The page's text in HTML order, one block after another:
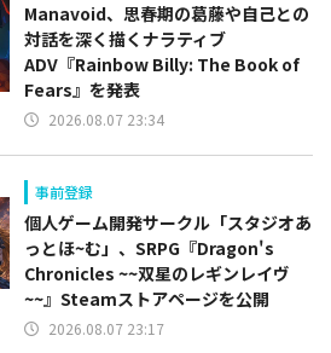
Manavoid、思春期の葛藤や自己との
対話を深く描くナラティブ
ADV『Rainbow Billy: The Book of
Fears』を発表
2026.08.07 23:34
事前登録
個人ゲーム開発サークル「スタジオあ
っとほ~む」、SRPG『Dragon's
Chronicles ~~双星のレギンレイヴ
~~』Steamストアページを公開
2026.08.07 23:17